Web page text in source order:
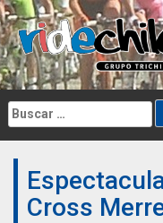
Skip
to
content
Buscar:
Cross